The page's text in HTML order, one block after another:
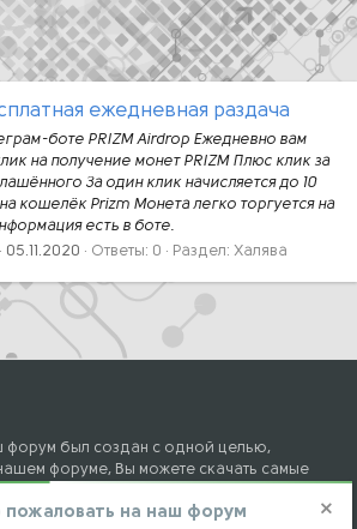
ежедневная раздача
боте PRIZM Airdrop Ежедневно вам
на получение монет PRIZM Плюс клик за
За один клик начисляется до 10
кошелёк Prizm Монета легко торгуется на
есть в боте.
05.11.2020 Ответы: 0 Раздел: Халява
форум был создан с одной целью,
форуме, Вы можете скачать самые
книги, тренинги и вебинары, схемы
мануалы и готовые кейсы, а так же
на наш форум